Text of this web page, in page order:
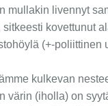
oikeastikin liittyvistä
innoita
ja mollaamiset
tekoon liittyvä teoria
mullakin livennyt
sitkeesti kovettunut
(+-poliittinen
kulkevan
värin (iholla) on